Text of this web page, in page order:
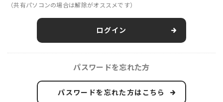
（共有パソコンの場合は解除がオススメです）
ログイン
パスワードを忘れた方
パスワードを忘れた方はこちら